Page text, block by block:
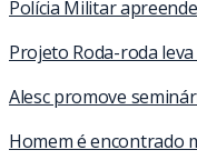
Polícia Militar
Projeto Roda-roda
Alesc promove
Homem é encontrado